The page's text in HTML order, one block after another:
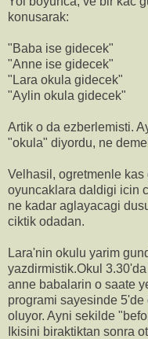
konusarak:
"Baba ise gidecek"
"Anne ise gidecek"
"Lara okula gidecek"
"Aylin okula gidecek"
Artik o da ezberlemisti.
"okula" diyordu, ne
Velhasil, ogretmenle
oyuncaklara daldigi icin
ne kadar aglayacagi
ciktik odadan.
Lara'nin okulu yarim
yazdirmistik.Okul
anne babalarin o saate
programi sayesinde
oluyor. Ayni sekilde
Ikisini biraktiktan sonra